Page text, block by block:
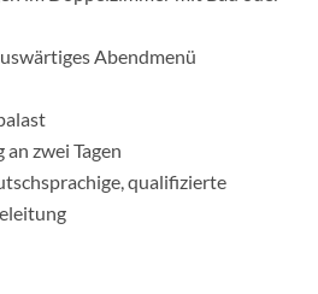
Abendmenü
zwei Tagen
qualifizierte